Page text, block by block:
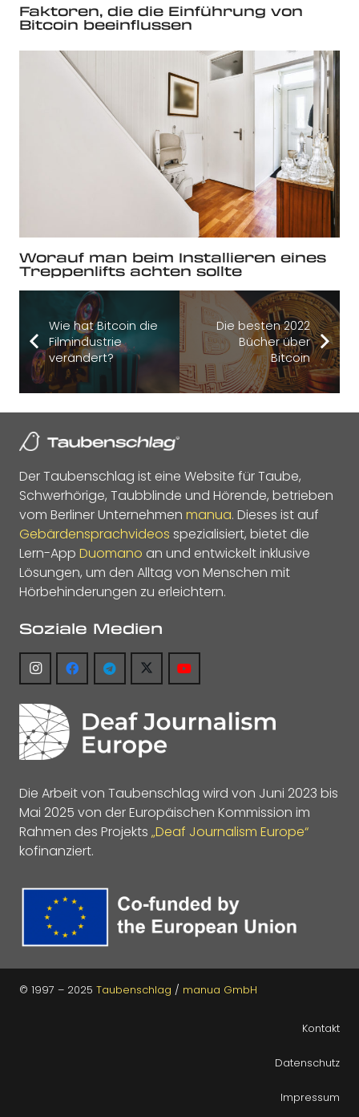
Faktoren, die die Einführung von
Bitcoin beeinflussen
Worauf man beim Installieren eines
Treppenlifts achten sollte
Wie hat Bitcoin die
Filmindustrie
verändert?
Die besten 2022
Bücher über
Bitcoin
Der Taubenschlag ist eine Website für Taube,
Schwerhörige, Taubblinde und Hörende, betrieben
vom Berliner Unternehmen manua. Dieses ist auf
Gebärdensprachvideos spezialisiert, bietet die
Lern-App Duomano an und entwickelt inklusive
Lösungen, um den Alltag von Menschen mit
Hörbehinderungen zu erleichtern.
Soziale Medien
Die Arbeit von Taubenschlag wird von Juni 2023 bis
Mai 2025 von der Europäischen Kommission im
Rahmen des Projekts „Deaf Journalism Europe“
kofinanziert.
© 1997 – 2025 Taubenschlag / manua GmbH
Kontakt
Datenschutz
Impressum